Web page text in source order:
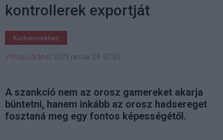
kontrollerek exportját
Kedvencekhez
Vörös Lóránd 2025 január 29. 07:03
A szankció nem az orosz gamereket akarja
büntetni, hanem inkább az orosz hadsereget
fosztaná meg egy fontos képességétől.